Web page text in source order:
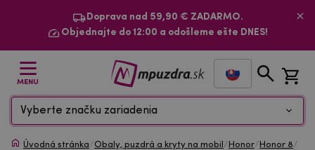
Doprava nad 59,90 € ZADARMO.
Objednajte do 12:00 a odošleme ešte DNES!
MENU
Vyberte značku zariadenia
Úvodná stránka/Obaly, puzdrá a kryty na mobil / Honor/ Honor 8/